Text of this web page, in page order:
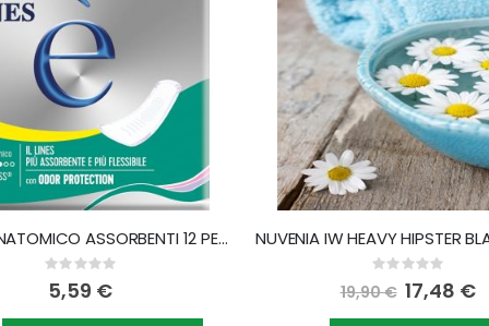
LINES E' ANATOMICO ASSORBENTI 12 PEZZI
Rating:
0%
5,59 €
Rating:
0%
19,90 € Special
Price
17,48 €